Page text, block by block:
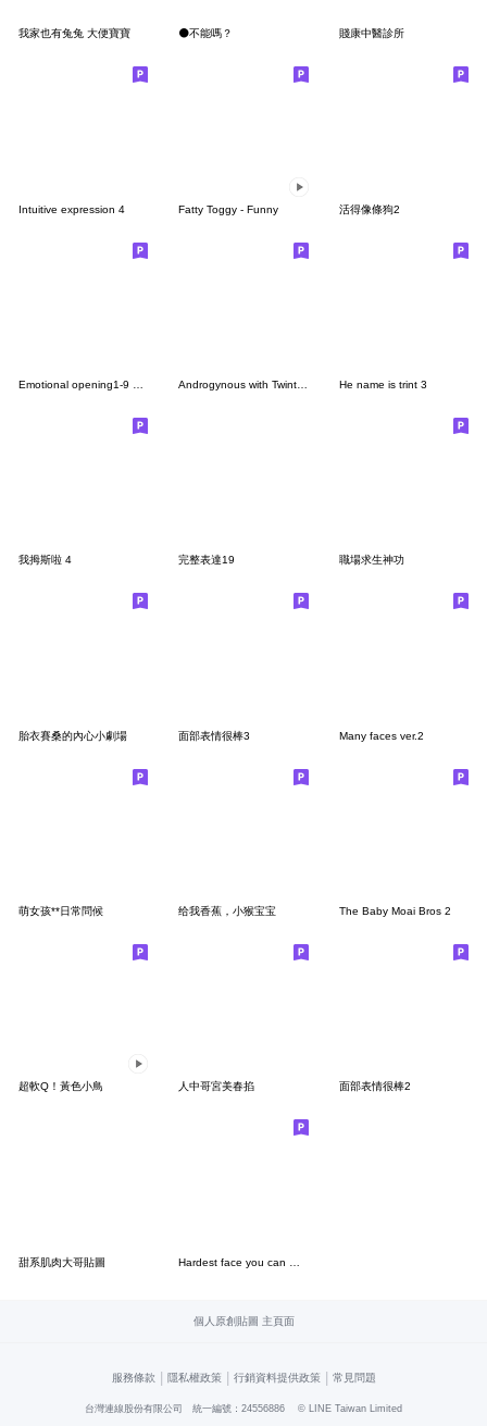
我家也有兔兔 大便寶寶 ⚫不能嗎？ 賤康中醫診所
Intuitive expression 4 Fatty Toggy - Funny 活得像條狗2
He name is trint 3
我拇斯啦 4 完整表達19 職場求生神功
胎衣賽桑的內心小劇場 面部表情很棒3 Many faces ver.2
萌女孩**日常問候 给我香蕉，小猴宝宝 The Baby Moai Bros 2
超軟Q！黃色小鳥 人中哥宮美春掐 面部表情很棒2
甜系肌肉大哥貼圖
個人原創貼圖 主頁面
服務條款 | 隱私權政策 | 行銷資料提供政策 | 常見問題
台灣連線股份有限公司 統一編號：24556886 © LINE Taiwan Limited